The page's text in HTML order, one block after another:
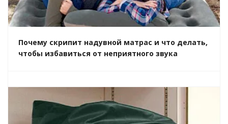
Почему скрипит надувной матрас и что делать,
чтобы избавиться от неприятного звука